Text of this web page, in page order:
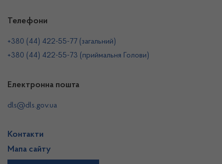
Телефони
+380 (44) 422-55-77 (загальний)
+380 (44) 422-55-73 (приймальня Голови)
Електронна пошта
dls@dls.gov.ua
Контакти
Мапа сайту